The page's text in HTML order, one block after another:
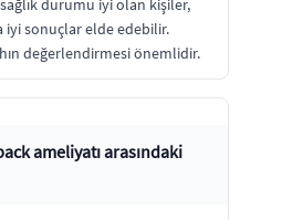
durumu iyi olan kişiler,
iyi sonuçlar elde edebilir.
değerlendirmesi önemlidir.
ameliyatı arasındaki